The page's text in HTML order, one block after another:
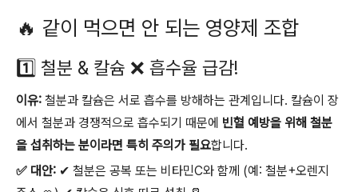
🔥 같이 먹으면 안 되는 영양제 조합
1️⃣ 철분 & 칼슘 ❌ 흡수율 급감!
이유: 철분과 칼슘은 서로 흡수를 방해하는 관계입니다. 칼슘이 장
에서 철분과 경쟁적으로 흡수되기 때문에 빈혈 예방을 위해 철분
을 섭취하는 분이라면 특히 주의가 필요합니다.
✅ 대안: ✔ 철분은 공복 또는 비타민C와 함께 (예: 철분+오렌지